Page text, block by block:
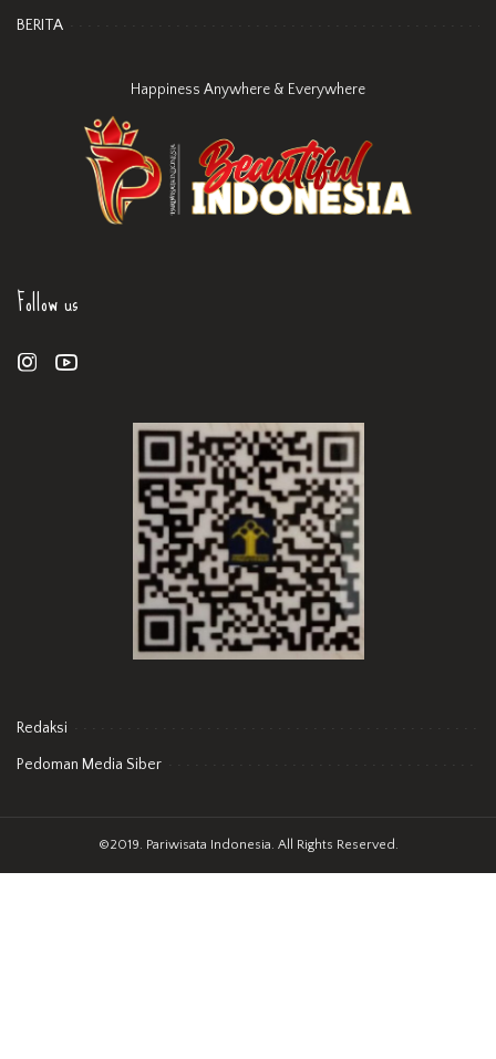
BERITA
Happiness Anywhere & Everywhere
Follow us
Redaksi
Pedoman Media Siber
©2019. Pariwisata Indonesia. All Rights Reserved.